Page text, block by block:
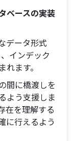
ベースの実装
データ形式
インデック
ます。
間に橋渡しを
よう支援しま
在を理解する
に行えるよう